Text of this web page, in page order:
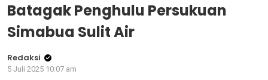
Batagak Penghulu Persukuan
Simabua Sulit Air
Redaksi
5 Juli 2025 10:07 am